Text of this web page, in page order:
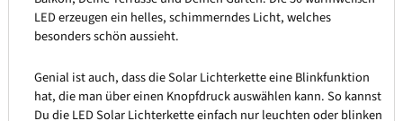
LED erzeugen ein helles, schimmerndes Licht, welches
besonders schön aussieht.
Genial ist auch, dass die Solar Lichterkette eine Blinkfunktion
hat, die man über einen Knopfdruck auswählen kann. So kannst
Du die LED Solar Lichterkette einfach nur leuchten oder blinken